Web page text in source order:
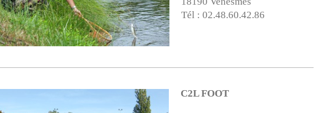
Tél : 02.48.60.42.86
C2L FOOT